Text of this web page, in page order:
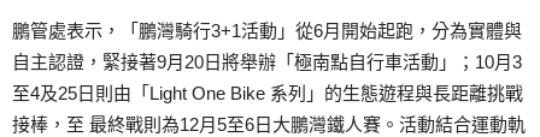
鵬管處表示，「鵬灣騎行3+1活動」從6月開始起跑，分為實體與
自主認證，緊接著9月20日將舉辦「極南點自行車活動」；10月3
至4及25日則由「Light One Bike 系列」的生態遊程與長距離挑戰
接棒，至 最終戰則為12月5至6日大鵬灣鐵人賽。活動結合運動軌